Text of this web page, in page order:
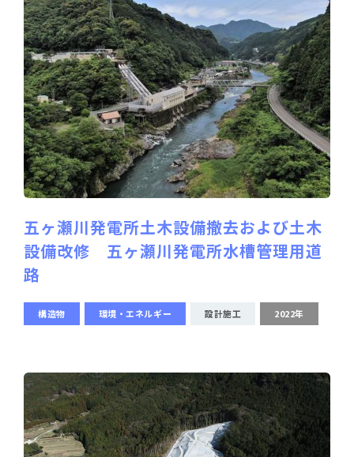
五ヶ瀬川発電所土木設備撤去および土木
設備改修 五ヶ瀬川発電所水槽管理用道
路
構造物 環境・エネルギー 設計施工 2022年